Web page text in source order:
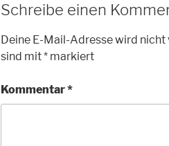
Schreibe einen
Deine E-Mail-Adresse wird
sind mit* markiert
Kommentar*